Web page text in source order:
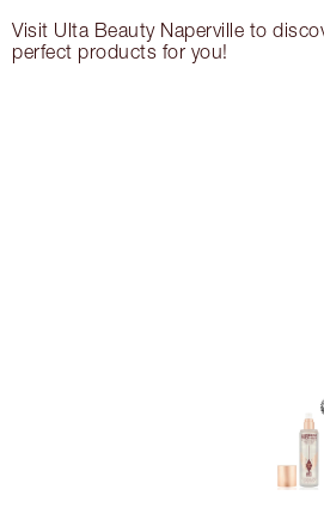
Visit Ulta Beauty Naperville to
perfect products for you!